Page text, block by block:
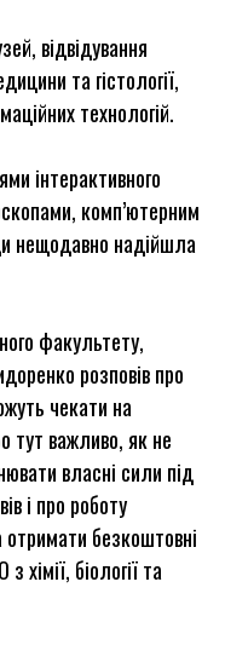
відвідування
та гістології,
технологій.
інтерактивного
комп’ютерним
нещодавно надійшла
факультету,
розповів про
чекати на
тут важливо, як не
власні сили під
і про роботу
безкоштовні
хімії, біології та